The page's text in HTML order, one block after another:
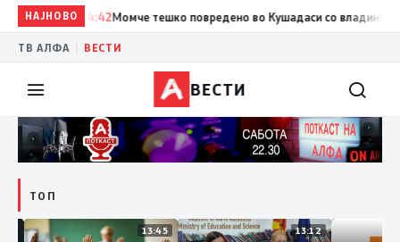
НАЈНОВО
14:42 Момче тешко повредено во Кушадаси со владиниот
ТВ АЛФА ВЕСТИ
ВЕСТИ
ТОП
14:12 13:45 13:12